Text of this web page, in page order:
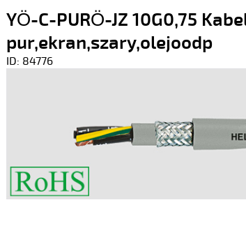
YÖ-C-PURÖ-JZ 10G0,75
pur,ekran,szary,olejoodp
ID: 84776